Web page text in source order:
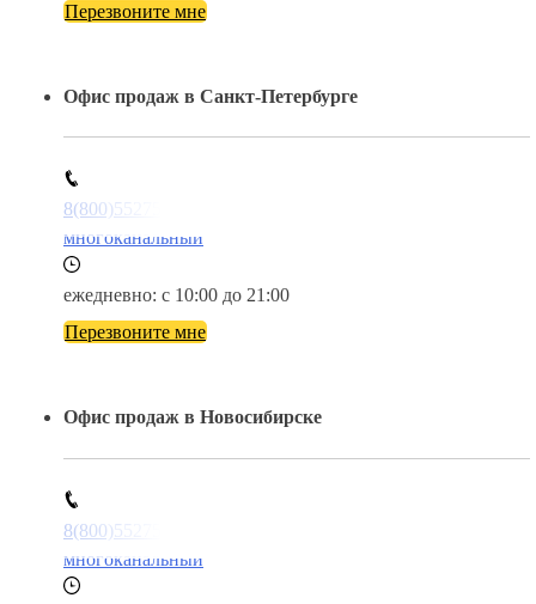
Перезвоните мне
Офис продаж в Санкт-Петербурге
8(800)5527584
многоканальный
ежедневно: с 10:00 до 21:00
Перезвоните мне
Офис продаж в Новосибирске
8(800)5527584
многоканальный